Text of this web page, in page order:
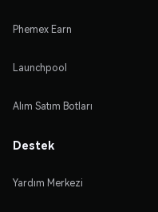
Phemex Earn
Launchpool
Alım Satım Botları
Destek
Yardım Merkezi